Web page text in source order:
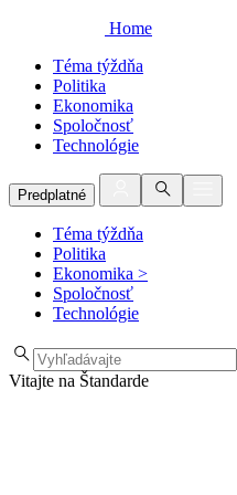
Home
Téma týždňa
Politika
Ekonomika
Spoločnosť
Technológie
Predplatné
Téma týždňa
Politika
Ekonomika >
Spoločnosť
Technológie
Vitajte na Štandarde